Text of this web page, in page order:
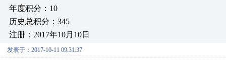
年度积分：10
历史总积分：345
注册：2017年10月10日
发表于：2017-10-11 09:31:37